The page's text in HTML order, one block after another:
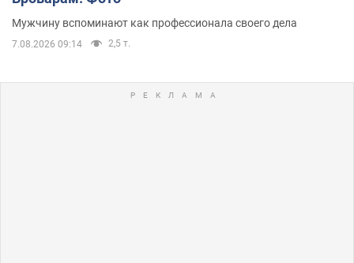
Мужчину вспоминают как профессионала своего дела
7.08.2026 09:14 2,5 т.